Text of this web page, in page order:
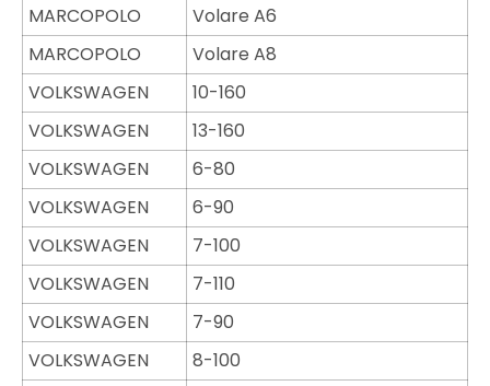
MARCOPOLO
Volare A6
MARCOPOLO
Volare A8
VOLKSWAGEN
10-160
VOLKSWAGEN
13-160
VOLKSWAGEN
6-80
VOLKSWAGEN
6-90
VOLKSWAGEN
7-100
VOLKSWAGEN
7-110
VOLKSWAGEN
7-90
VOLKSWAGEN
8-100